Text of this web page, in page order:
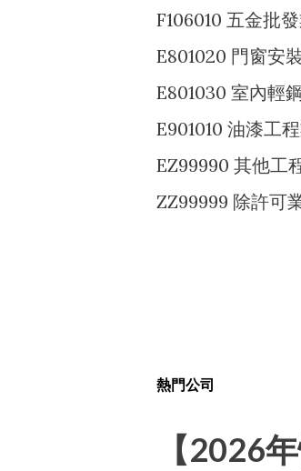
F106010 五金批
E801020 門窗安
E801030 室內輕
E901010 油漆工
EZ99990 其他工
ZZ99999 除許可
熱門公司
【2026